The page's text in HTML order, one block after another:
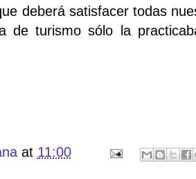
deberá satisfacer todas
de turismo sólo la
at 11:00